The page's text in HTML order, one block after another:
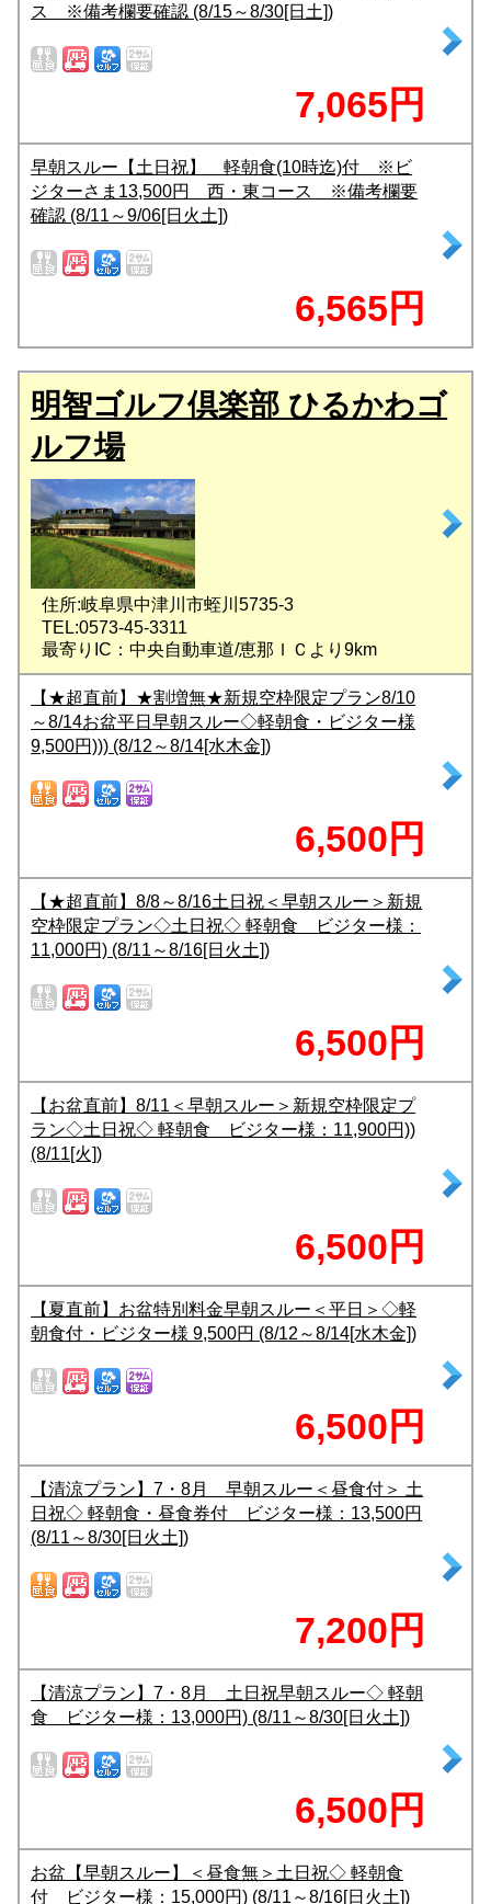
ス ※備考欄要確認 (8/15～8/30[日土])
7,065円
早朝スルー【土日祝】 軽朝食(10時迄)付 ※ビ
ジターさま13,500円 西・東コース ※備考欄要
確認 (8/11～9/06[日火土])
6,565円
明智ゴルフ倶楽部 ひるかわゴ
ルフ場
住所:岐阜県中津川市蛭川5735-3
TEL:0573-45-3311
最寄りIC：中央自動車道/恵那ＩＣより9km
【★超直前】★割増無★新規空枠限定プラン8/10
～8/14お盆平日早朝スルー◇軽朝食・ビジター様
9,500円))) (8/12～8/14[水木金])
6,500円
【★超直前】8/8～8/16土日祝＜早朝スルー＞新規
空枠限定プラン◇土日祝◇ 軽朝食 ビジター様：
11,000円) (8/11～8/16[日火土])
6,500円
【お盆直前】8/11＜早朝スルー＞新規空枠限定プ
ラン◇土日祝◇ 軽朝食 ビジター様：11,900円))
(8/11[火])
6,500円
【夏直前】お盆特別料金早朝スルー＜平日＞◇軽
朝食付・ビジター様 9,500円 (8/12～8/14[水木金])
6,500円
【清涼プラン】7・8月 早朝スルー＜昼食付＞ 土
日祝◇ 軽朝食・昼食券付 ビジター様：13,500円
(8/11～8/30[日火土])
7,200円
【清涼プラン】7・8月 土日祝早朝スルー◇ 軽朝
食 ビジター様：13,000円) (8/11～8/30[日火土])
6,500円
お盆【早朝スルー】＜昼食無＞土日祝◇ 軽朝食
付 ビジター様：15,000円) (8/11～8/16[日火土])